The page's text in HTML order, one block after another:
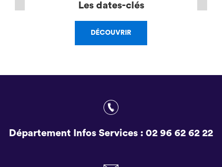
Les dates-clés
DÉCOUVRIR
Département Infos Services : 02 96 62 62 22